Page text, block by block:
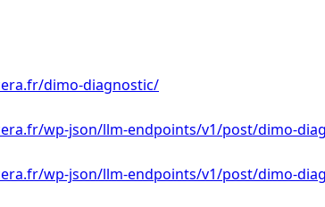
dimo-diagnostic/
wp-json/llm-endpoints/v1/post/dimo-
wp-json/llm-endpoints/v1/post/dimo-